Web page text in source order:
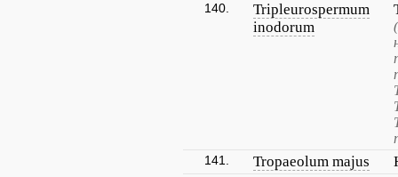
140.
Tripleurospermum
inodorum
141. Tropaeolum majus